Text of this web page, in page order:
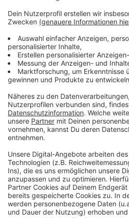
Wie wird euer Jahresstart
Sorgen, alles wird gut! Auf rauer
einen erfahrenen Kapitän, der
Hafen der guten Laune
Kraft voraus und viel Spaß bei
Kaltstart 24.
Anzeige
Anzeige